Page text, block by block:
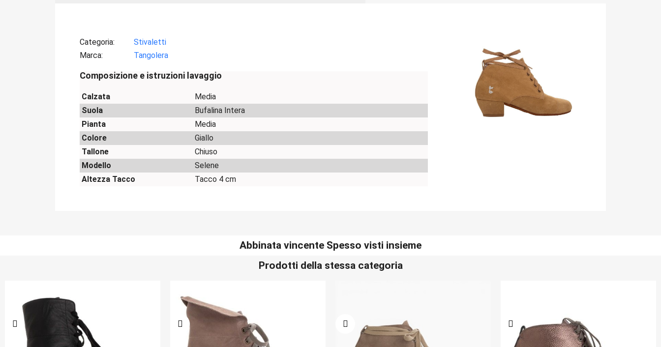
Categoria
Stivaletti
Marca
Tangolera
Composizione e istruzioni lavaggio
Calzata
Media
Suola
Bufalina Intera
Pianta
Media
Colore
Giallo
Tallone
Chiuso
Modello
Selene
Altezza Tacco
Tacco 4 cm
Abbinata vincente Spesso visti insieme
Prodotti della stessa categoria